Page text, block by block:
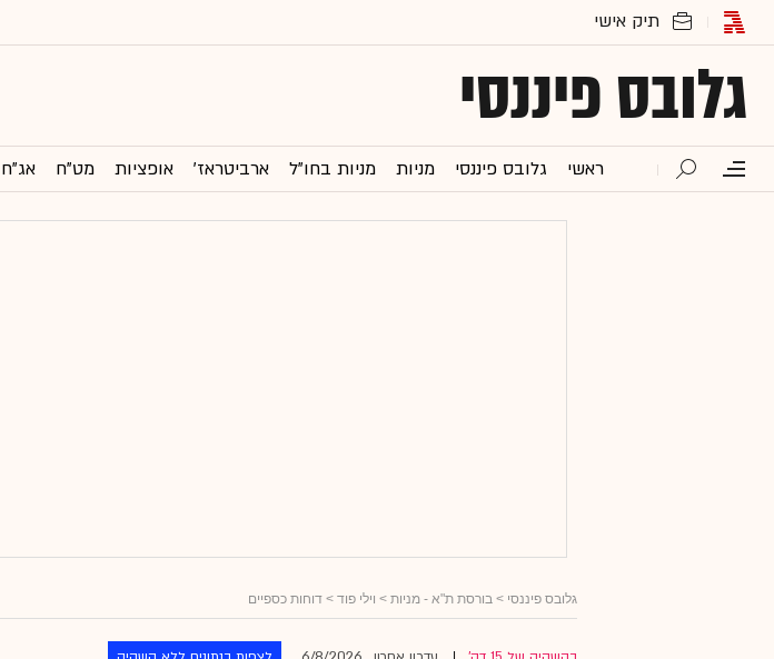
גלובס פיננסי
ראשי גלובס פיננסי מניות מניות בחו"ל ארביטראז' אופציות מט"ח אג"ח
גלובס פיננסי > בורסת ת"א - מניות > וילי פוד > דוחות כספיים